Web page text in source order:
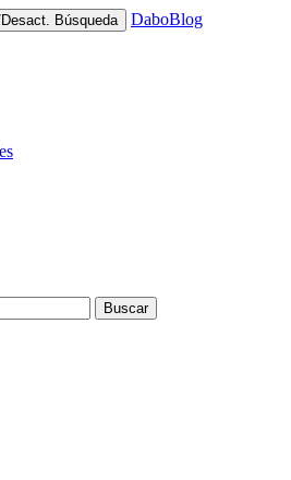
Búsqueda DaboBlog